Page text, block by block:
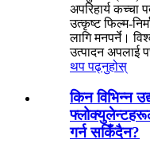
अपरिहार्य कच्चा
उत्कृष्ट फिल्म-
लागि मनपर्ने।
उत्पादन अपलाई
थप पढ्नुहोस्
किन विभिन्न
गर्न सकिँदैन?